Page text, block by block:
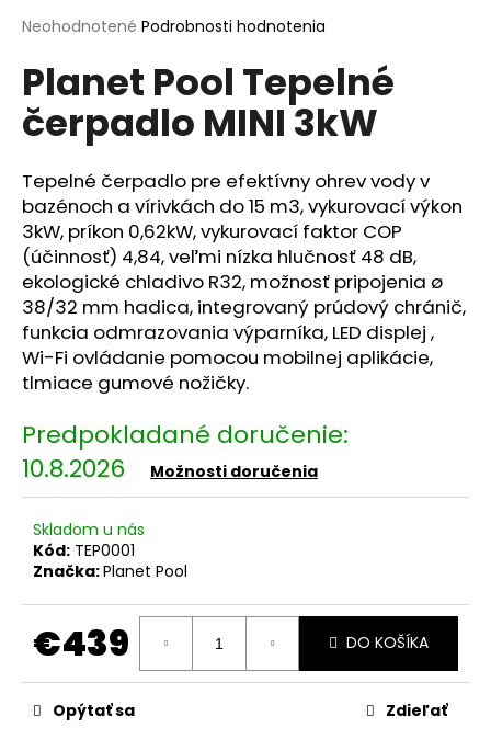
Priemerné
produktu
je
0,0
z
hviezdičiek.
Neohodnotené Podrobnosti hodnotenia
Planet Pool Tepelné
čerpadlo MINI 3kW
Tepelné čerpadlo pre efektívny ohrev vody v
bazénoch a vírivkách do 15 m3, vykurovací výkon
3kW, príkon 0,62kW, vykurovací faktor COP
(účinnosť) 4,84, veľmi nízka hlučnosť 48 dB,
ekologické chladivo R32, možnosť pripojenia ø
38/32 mm hadica, integrovaný prúdový chránič,
funkcia odmrazovania výparníka, LED displej ,
Wi-Fi ovládanie pomocou mobilnej aplikácie,
tlmiace gumové nožičky.
10.8.2026 Možnosti doručenia
Skladom u nás
Kód: TEP0001
Značka:Planet Pool
€439
cena:
DO KOŠÍKA
Opýtať sa Zdieľať
á
s
ť
?
HĽADAŤ
O
d
p
o
r
ú
č
a
m
e
MYPROJECT
ŠTARTOVACÍ
S
POWERBANKOU
UMAP